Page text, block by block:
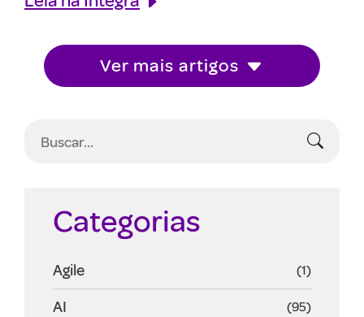
Ver mais artigos
Categorias
Agile (1)
AI (95)